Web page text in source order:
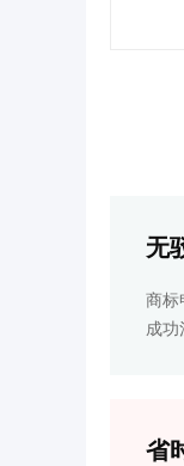
无
商标
成功
省